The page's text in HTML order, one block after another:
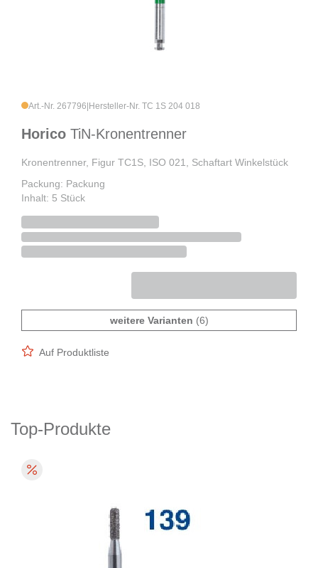
Art.-Nr. 267796 Hersteller-Nr. TC 1S 204 018
Horico TiN-Kronentrenner
Kronentrenner, Figur TC1S, ISO 021, Schaftart Winkelstück
Packung: Packung
Inhalt: 5 Stück
weitere Varianten (6)
Auf Produktliste
Top-Produkte